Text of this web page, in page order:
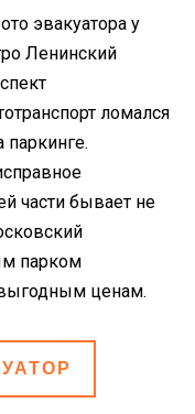
ломался
части бывает не
парком
выгодным ценам.